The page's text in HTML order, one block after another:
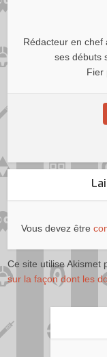
Rédacteur en
ses débuts
Fier
Vous devez être
Ce site utilise Akismet
sur la façon dont les